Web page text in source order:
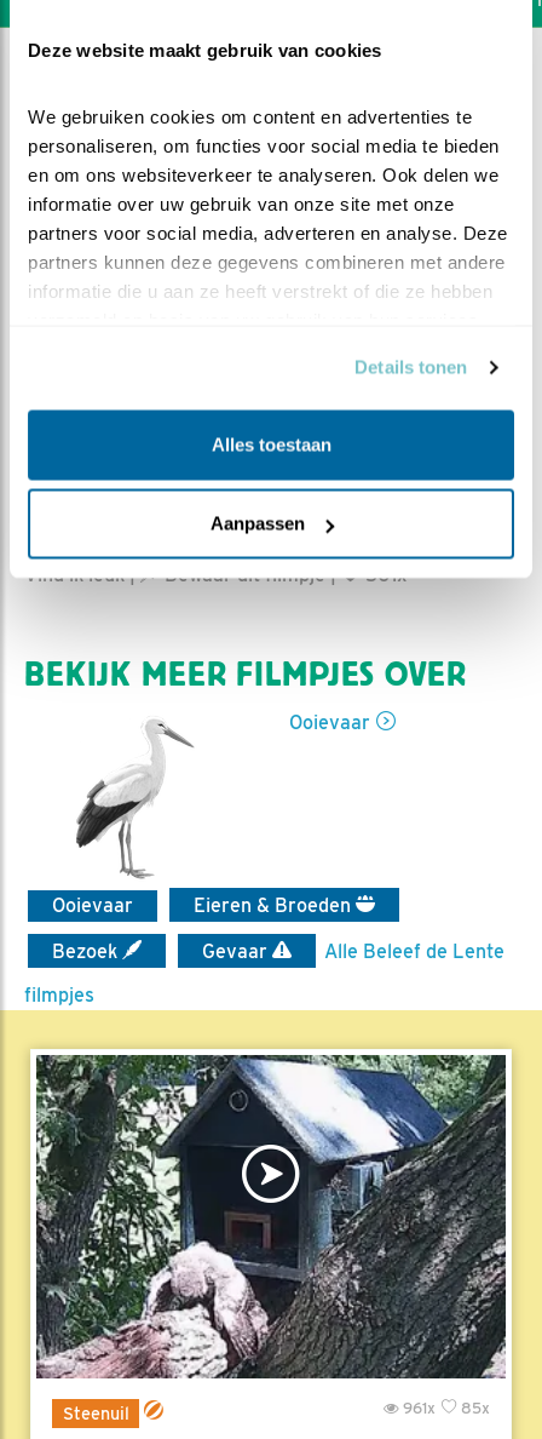
Deze website maakt gebruik van cookies
We gebruiken cookies om content en advertenties te
personaliseren, om functies voor social media te bieden
en om ons websiteverkeer te analyseren. Ook delen we
informatie over uw gebruik van onze site met onze
partners voor social media, adverteren en analyse. Deze
partners kunnen deze gegevens combineren met andere
informatie die u aan ze heeft verstrekt of die ze hebben
Details tonen
Alles toestaan
Aanpassen
DEEL DIT FILMPJE
Onverwacht bezoek
Vind ik leuk| Bewaar dit filmpje| 501x
BEKIJK MEER FILMPJES OVER
Ooievaar
Ooievaar
Eieren & Broeden
Bezoek
Gevaar
Alle Beleef de Lente
filmpjes
Steenuil 85x
961x